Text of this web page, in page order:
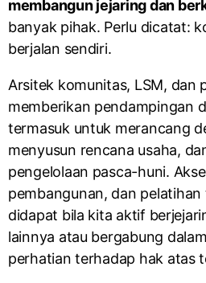
membangun jejaring dan
banyak pihak. Perlu dicatat:
berjalan sendiri.
Arsitek komunitas, LSM, dan
memberikan pendampingan
termasuk untuk merancang
menyusun rencana usaha,
pengelolaan pasca-huni.
pembangunan, dan pelatihan
didapat bila kita aktif
lainnya atau bergabung
perhatian terhadap hak atas